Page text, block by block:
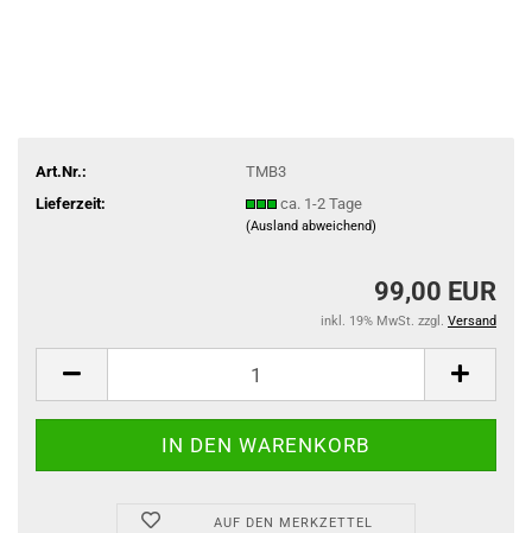
Art.Nr.:
TMB3
Lieferzeit:
ca. 1-2 Tage
(Ausland abweichend)
99,00 EUR
inkl. 19% MwSt. zzgl. Versand
AUF DEN MERKZETTEL